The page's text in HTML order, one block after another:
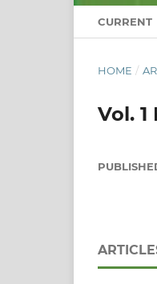
CURRENT
HOME /
Vol. 1